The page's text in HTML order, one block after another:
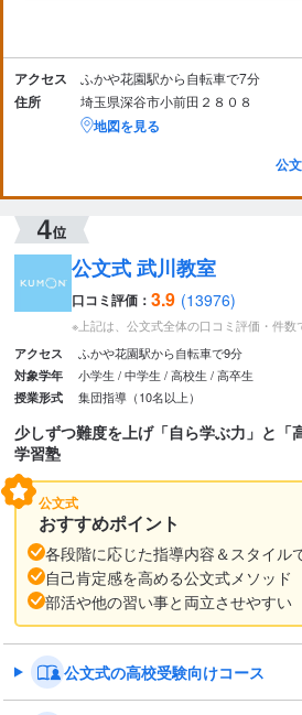
アクセス ふかや花園駅から自転車で7分
住所 埼玉県深谷市小前田２８０８
地図を見る
公
公文式 武川教室
口コミ評価： 3.9 (13976)
※上記は、公文式全体の口コミ評価・件数
アクセス ふかや花園駅から自転車で9分
対象学年 小学生 中学生 高校生 高卒生
授業形式 集団指導（10名以上）
少しずつ難度を上げ「自ら学ぶ力」と「
学習塾
公文式
おすすめポイント
各段階に応じた指導内容＆スタイル
自己肯定感を高める公文式メソッド
部活や他の習い事と両立させやすい
公文式の高校受験向けコース